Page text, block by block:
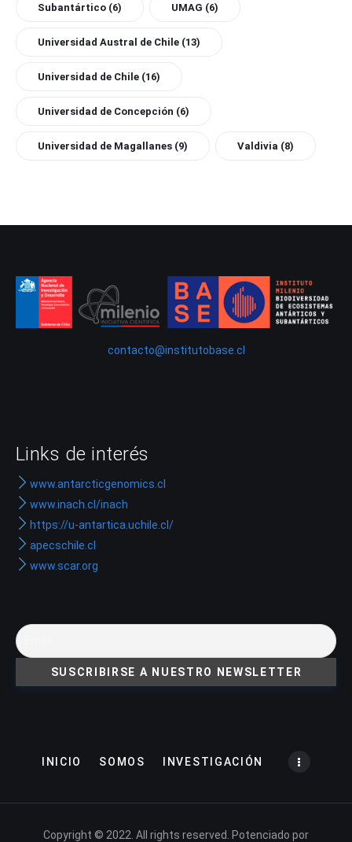
Subantártico (6) UMAG (6)
Universidad Austral de Chile (13)
Universidad de Chile (16)
Universidad de Concepción (6)
Universidad de Magallanes (9) Valdivia (8)
contacto@institutobase.cl
Links de interés
www.antarcticgenomics.cl
www.inach.cl/inach
https://u-antartica.uchile.cl/
apecschile.cl
www.scar.org
INICIO SOMOS INVESTIGACIÓN
Copyright © 2022. All rights reserved. Potenciado por